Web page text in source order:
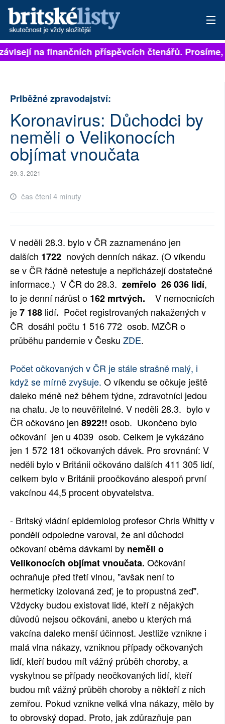
PŘIHLÁSIT
ARCHIV
ROZHOVORY
TÉMATA
NEJČTENĚJŠÍ ZA 7 DNÍ
AUTOŘI
SOCIÁLNÍ SÍTĚ
RUBRIKY
PLNÁ VERZE STRÁNEK
na finančních příspěvcích čtenářů. Prosíme,
Prlběžné zpravodajství:
Koronavirus: Důchodci by
neměli o Velikonocích
objímat vnoučata
29. 3. 2021
čas čtení 4 minuty
V neděli 28.3. bylo v ČR zaznamenáno jen
dalších 1722 nových denních nákaz. (O víkendu
se v ČR řádně netestuje a nepřicházejí dostatečné
informace.) V ČR do 28.3. zemřelo 26 036 lidí,
to je denní nárůst o 162 mrtvých. V nemocnicích
je7 188 lidí. Počet registrovaných nakažených v
ČR dosáhl počtu 1 516 772 osob. MZČR o
průběhu pandemie v Česku ZDE.
Počet očkovaných v ČR je stále strašně malý, i
když se mírně zvyšuje. O víkendu se očkuje ještě
daleko méně než během týdne, zdravotníci jedou
na chatu. Je to neuvěřitelné. V neděli 28.3. bylo v
ČR očkováno jen 8922!! osob. Ukončeno bylo
očkování jen u 4039 osob. Celkem je vykázáno
jen 1 572 181 očkovaných dávek. Pro srovnání: V
neděli bylo v Británii očkováno dalších 411 305 lidí,
celkem bylo v Británii proočkováno alespoň první
vakcínou 44,5 procent obyvatelstva.
- Britský vládní epidemiolog profesor Chris Whitty v
pondělí odpoledne varoval, že ani důchodci
očkovaní oběma dávkami by neměli o
Velikonocích objímat vnoučata. Očkování
ochraňuje před třetí vlnou, "avšak není to
hermeticky izolovaná zeď, je to propustná zeď".
Vždycky budou existovat lidé, kteří z nějakých
důvodů nejsou očkováni, anebo u kterých má
vakcína daleko menší účinnost. Jestliže vznikne i
malá vlna nákazy, vzniknou případy očkovaných
lidí, kteří budou mít vážný průběh choroby, a
vyskytnou se případy neočkovaných lidí, kteří
budou mít vážný průběh choroby a někteří z nich
zemřou. Pokud vznikne velká vlna nákazy, mělo by
to obrovský dopad. Proto, jak zdůrazňuje pan